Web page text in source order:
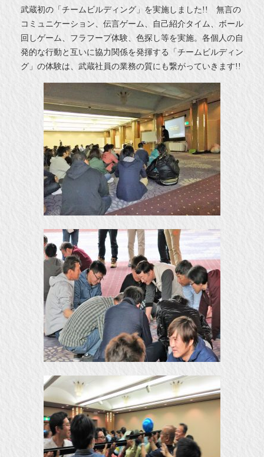
武蔵初の「チームビルディング」を実施しました!! 無言の
コミュニケーション、伝言ゲーム、自己紹介タイム、ボール
回しゲーム、フラフープ体験、色探し等を実施。各個人の自
発的な行動と互いに協力関係を発揮する「チームビルディン
グ」の体験は、武蔵社員の業務の質にも繋がっていきます!!